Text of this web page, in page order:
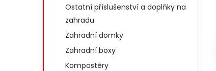
Ostatní příslušenství a doplňky na
zahradu
Zahradní domky
Zahradní boxy
Kompostéry